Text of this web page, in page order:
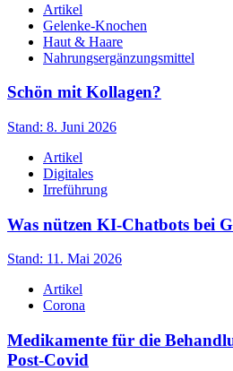
Artikel
Gelenke-Knochen
Haut & Haare
Nahrungsergänzungsmittel
Schön mit Kollagen?
Stand: 8. Juni 2026
Artikel
Digitales
Irreführung
Was nützen KI-Chatbots bei
Stand: 11. Mai 2026
Artikel
Corona
Medikamente für die
Post-Covid